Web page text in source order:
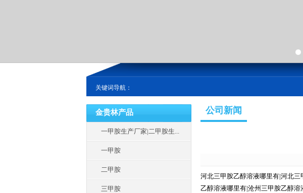
关键词导航：
金贵林产品
一甲胺生产厂家|二甲胺生...
一甲胺
二甲胺
三甲胺
公司新闻
河北三甲胺乙醇溶液哪里有|河北
乙醇溶液哪里有|沧州三甲胺乙醇